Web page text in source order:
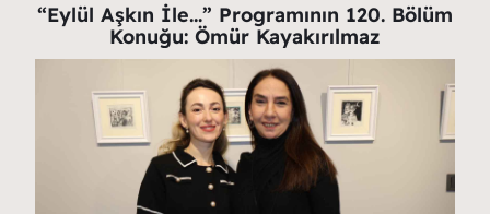
“Eylül Aşkın İle…” Programının 120. Bölüm
Konuğu: Ömür Kayakırılmaz